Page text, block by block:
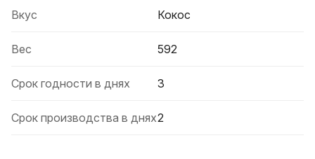
Вкус Кокос
Вес 592
Срок годности в днях 3
Срок производства в днях2